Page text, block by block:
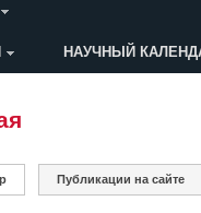
НАУЧНЫЙ
вкладки
(активная вкладка)
Публикации на сайте